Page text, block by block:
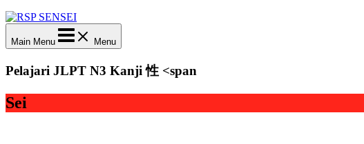
Main Menu Menu
Pelajari JLPT N3 Kanji 性 <span
Sei